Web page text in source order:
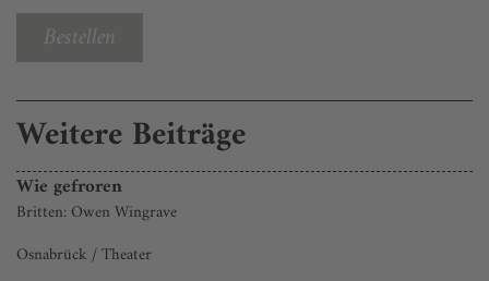
Bestellen
Weitere Beiträge
Wie gefroren
Britten: Owen Wingrave
Osnabrück / Theater